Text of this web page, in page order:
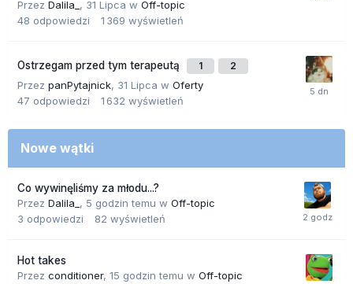
Przez Dalila_ , 31 Lipca w Off-topic
48 odpowiedzi 1 369 wyświetleń
Ostrzegam przed tym terapeutą 1 2
Przez panPytajnick, 31 Lipca w Oferty
47 odpowiedzi 1 632 wyświetleń
Nowe wątki
Co wywinęliśmy za młodu...?
Przez Dalila_ , 5 godzin temu w Off-topic
3 odpowiedzi 82 wyświetleń
Hot takes
Przez conditioner, 15 godzin temu w Off-topic